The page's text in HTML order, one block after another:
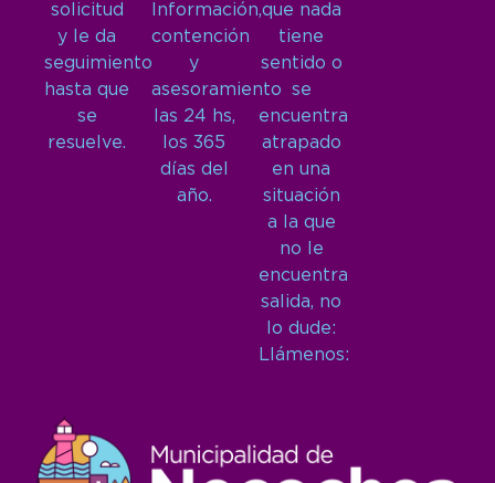
solicitud
y le da
seguimiento
hasta que
se
resuelve.
Información,
contención
y
asesoramiento
las 24 hs,
los 365
días del
año.
que nada
tiene
sentido o
se
encuentra
atrapado
en una
situación
a la que
no le
encuentra
salida, no
lo dude:
Llámenos: